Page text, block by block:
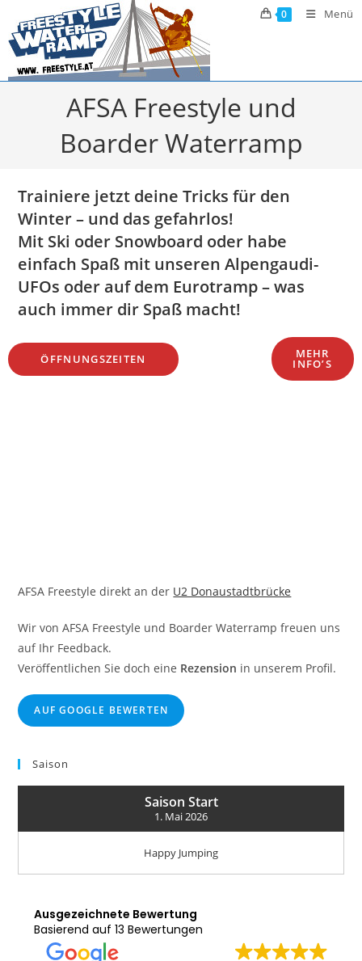
Inhalt
springen
0 Menü
AFSA Freestyle und
Boarder Waterramp
Trainiere jetzt deine Tricks für den
Winter – und das gefahrlos!
Mit Ski oder Snowboard oder habe
einfach Spaß mit unseren Alpengaudi-
UFOs oder auf dem Eurotramp – was
auch immer dir Spaß macht!
ÖFFNUNGSZEITEN MEHR
INFO’S
AFSA Freestyle direkt an der U2 Donaustadtbrücke
Wir von AFSA Freestyle und Boarder Waterramp freuen uns
auf Ihr Feedback.
Veröffentlichen Sie doch eine Rezension in unserem Profil.
AUF GOOGLE BEWERTEN
Saison
Saison Start
1. Mai 2026
Happy Jumping
Ausgezeichnete Bewertung
Basierend auf 13 Bewertungen